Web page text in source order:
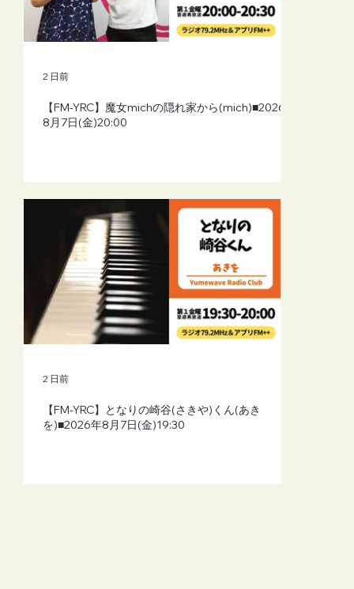
【FM-YRC】魔女michの隠れ家から(mich)■2026年
8月7日(金)20:00
2 日前
【FM-YRC】となりの崎谷(さきや)くん(あき
を)■2026年8月7日(金)19:30
2 日前